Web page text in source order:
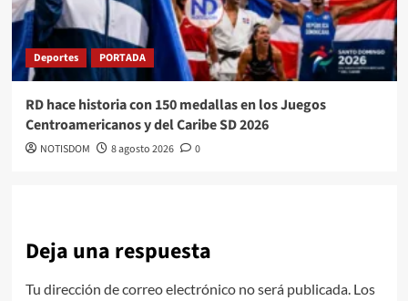
Deportes PORTADA
RD hace historia con 150 medallas en los Juegos
Centroamericanos y del Caribe SD 2026
NOTISDOM 8 agosto 2026 0
Deja una respuesta
Tu dirección de correo electrónico no será publicada. Los